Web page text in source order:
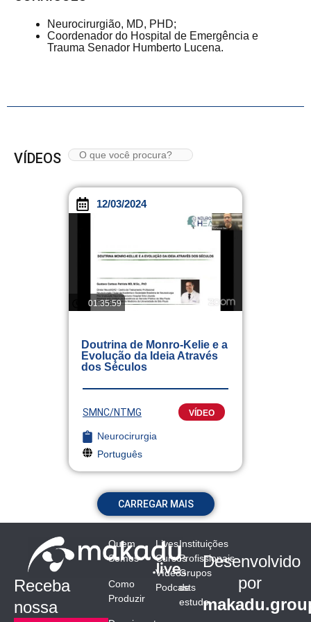
Neurocirurgião, MD, PHD;
Coordenador do Hospital de Emergência e
Trauma Senador Humberto Lucena.
VÍDEOS
12/03/2024
01:35:59
Doutrina de Monro-Kelie e a
Evolução da Ideia Através
dos Séculos
SMNC/NTMG VÍDEO
Neurocirurgia
Português
CARREGAR MAIS
Receba
nossa
Quem
Somos
Como
Produzir
Lives
Cursos
Vídeos
Podcasts
Instituições
Profissionais
Grupos
de
estudo
Desenvolvido
por